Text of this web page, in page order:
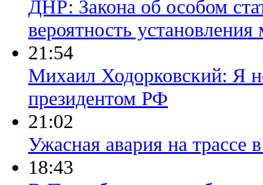
ДНР: Закона об особом
вероятность установления
21:54
Михаил Ходорковский: Я
президентом РФ
21:02
Ужасная авария на трассе
18:43